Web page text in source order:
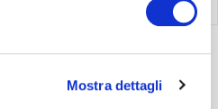
Mostra dettagli